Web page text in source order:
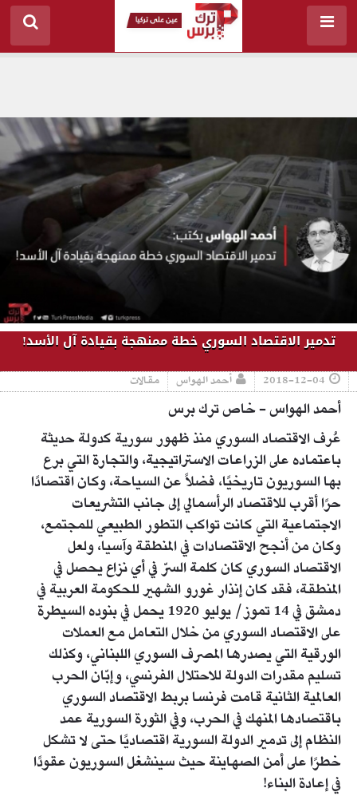
تدمير الاقتصاد السوري خطة ممنهجة بقيادة آل الأسد!
2018-12-04 أحمد الهواس مقالات
أحمد الهواس - خاص ترك برس
عُرف الاقتصاد السوري منذ ظهور سورية كدولة حديثة
باعتماده على الزراعات الاستراتيجية، والتجارة التي برع
بها السوريون تاريخيًا، فضلاً عن السياحة، وكان اقتصادًا
حرًا أقرب للاقتصاد الرأسمالي إلى جانب التشريعات
الاجتماعية التي كانت تواكب التطور الطبيعي للمجتمع،
وكان من أنجح الاقتصادات في المنطقة وآسيا، ولعل
الاقتصاد السوري كان كلمة السرّ في أي نزاع يحصل في
المنطقة، فقد كان إنذار غورو الشهير للحكومة العربية في
دمشق في 14 تموز/ يوليو 1920 يحمل في بنوده السيطرة
على الاقتصاد السوري من خلال التعامل مع العملات
الورقية التي يصدرها المصرف السوري اللبناني، وكذلك
تسليم مقدرات الدولة للاحتلال الفرنسي، وإبّان الحرب
العالمية الثانية قامت فرنسا بربط الاقتصاد السوري
باقتصادها المنهك في الحرب، وفي الثورة السورية عمد
النظام إلى تدمير الدولة السورية اقتصاديًا حتى لا تشكل
خطرًا على أمن الصهاينة حيث سينشغل السوريون عقودًا
في إعادة البناء!